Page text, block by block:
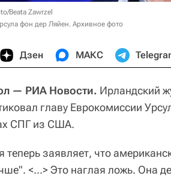
Beata Zawrzel
фон дер Ляйен. Архивное фото
Дзен МАКС
— РИА Новости. Ирландский
главу Еврокомиссии
СПГ из США.
теперь заявляет, что
<...> Это наглая ложь. Она